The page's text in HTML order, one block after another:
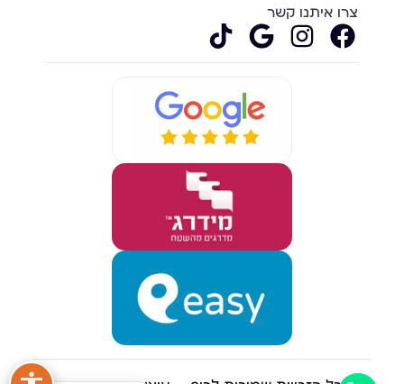
צרו איתנו קשר